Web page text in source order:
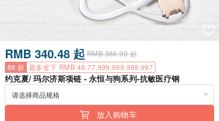
RMB 340.48 起 RMB 386.90 起
88 折 最多省下 RMB 48.77,999,999,999,997
约克夏/ 玛尔济斯项链 - 永恒与狗系列-抗敏医疗钢
放入购物车